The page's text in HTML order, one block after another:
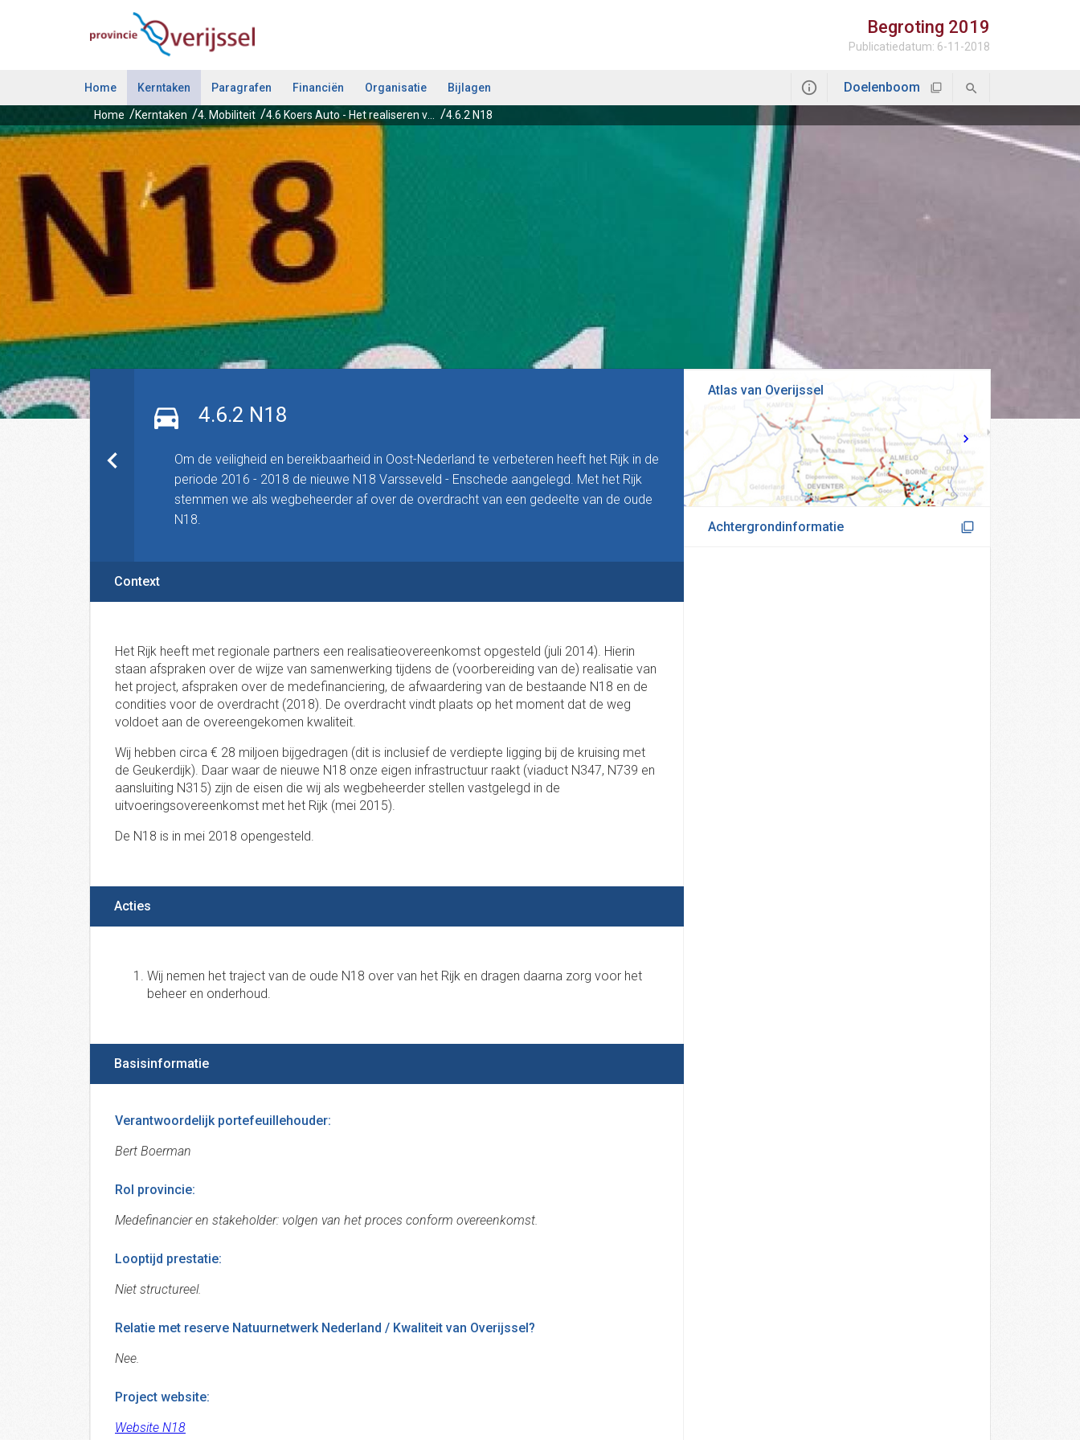
Ga naar de inhoud van deze pagina.
Begroting 2019
Publicatiedatum: 6-11-2018
Home Kerntaken Paragrafen Financiën Organisatie Bijlagen Doelenboom
Home Kerntaken 4. Mobiliteit 4.6.2 N18
4.6.2 N18
Om de veiligheid en bereikbaarheid in Oost-Nederland te verbeteren heeft het Rijk in de
periode 2016 - 2018 de nieuwe N18 Varsseveld - Enschede aangelegd. Met het Rijk
stemmen we als wegbeheerder af over de overdracht van een gedeelte van de oude
N18.
Context
Het Rijk heeft met regionale partners een realisatieovereenkomst opgesteld (juli 2014). Hierin
staan afspraken over de wijze van samenwerking tijdens de (voorbereiding van de) realisatie van
het project, afspraken over de medefinanciering, de afwaardering van de bestaande N18 en de
condities voor de overdracht (2018). De overdracht vindt plaats op het moment dat de weg
voldoet aan de overeengekomen kwaliteit.
Wij hebben circa € 28 miljoen bijgedragen (dit is inclusief de verdiepte ligging bij de kruising met
de Geukerdijk). Daar waar de nieuwe N18 onze eigen infrastructuur raakt (viaduct N347, N739 en
aansluiting N315) zijn de eisen die wij als wegbeheerder stellen vastgelegd in de
uitvoeringsovereenkomst met het Rijk (mei 2015).
De N18 is in mei 2018 opengesteld.
Acties
Wij nemen het traject van de oude N18 over van het Rijk en dragen daarna zorg voor het
beheer en onderhoud.
Basisinformatie
Verantwoordelijk portefeuillehouder:
Bert Boerman
Rol provincie:
Medefinancier en stakeholder: volgen van het proces conform overeenkomst.
Looptijd prestatie:
Niet structureel.
Relatie met reserve Natuurnetwerk Nederland / Kwaliteit van Overijssel?
Nee.
Project website:
Website N18
Atlas van Overijssel
Achtergrondinformatie